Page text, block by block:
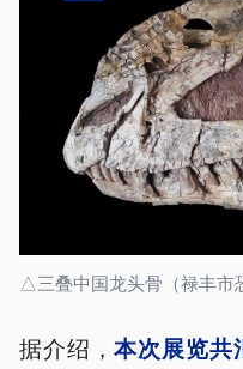
△三叠中国龙头骨（禄丰市
据介绍，本次展览共